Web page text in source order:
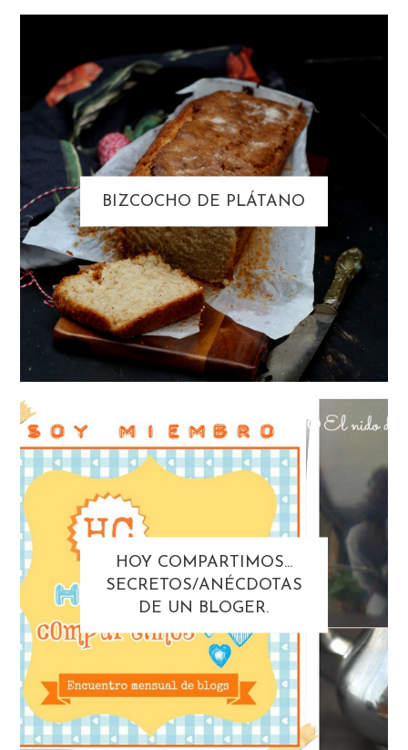
BIZCOCHO DE PLÁTANO
HOY COMPARTIMOS...
SECRETOS/ANÉCDOTAS
DE UN BLOGER.